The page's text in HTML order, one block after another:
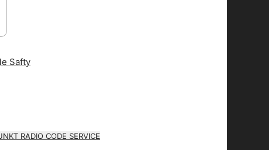
RADIO CODE SERVICE